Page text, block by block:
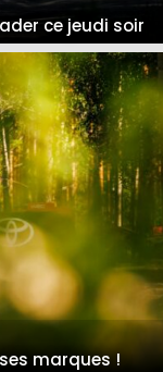
ce jeudi soir
marques !